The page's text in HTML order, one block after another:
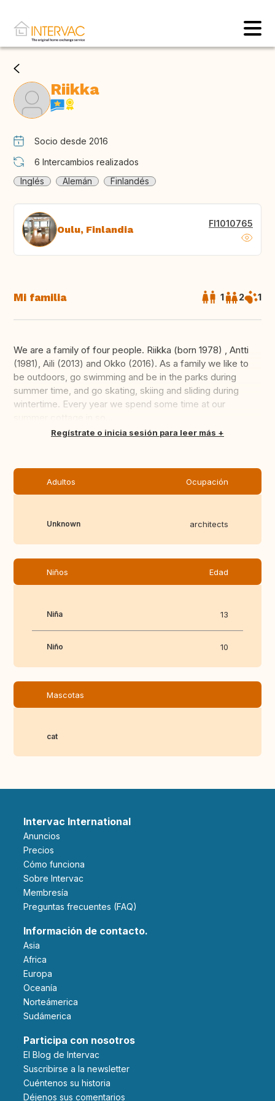
Riikka
Socio desde 2016
6 Intercambios realizados
Inglés
Alemán Finlandés
Oulu, Finlandia FI1010765
Mi familia 1 2 1
We are a family of four people. Riikka (born 1978) , Antti
(1981), Aili (2013) and Okko (2016). As a family we like to
be outdoors, go swimming and be in the parks during
summer time, and go skating, skiing and sliding during
wintertime. Every year we spend some time at our
TraducirRegístrate o inicia sesión para leer más
Adultos Ocupación
Unknown architects
Niños Edad
Niña 13
Niño 10
Mascotas
cat
Intervac International
Anuncios
Precios
Cómo funciona
Sobre Intervac
Membresía
Preguntas frecuentes (FAQ)
Información de contacto.
Asia
Africa
Europa
Oceanía
Norteámerica
Sudámerica
Participa con nosotros
El Blog de Intervac
Suscribirse a la newsletter
Cuéntenos su historia
Déjenos sus comentarios